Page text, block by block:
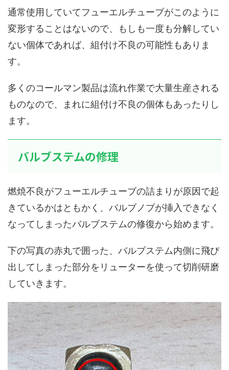
通常使用していてフューエルチューブがこのように
変形することはないので、もしも一度も分解してい
ない個体であれば、組付け不良の可能性もありま
す。
多くのコールマン製品は流れ作業で大量生産される
ものなので、まれに組付け不良の個体もあったりし
ます。
バルブステムの修理
燃焼不良がフューエルチューブの詰まりが原因で起
きているかはともかく、バルブノブが挿入できなく
なってしまったバルブステムの修復から始めます。
下の写真の赤丸で囲った、バルブステム内側に飛び
出してしまった部分をリューターを使って切削研磨
していきます。